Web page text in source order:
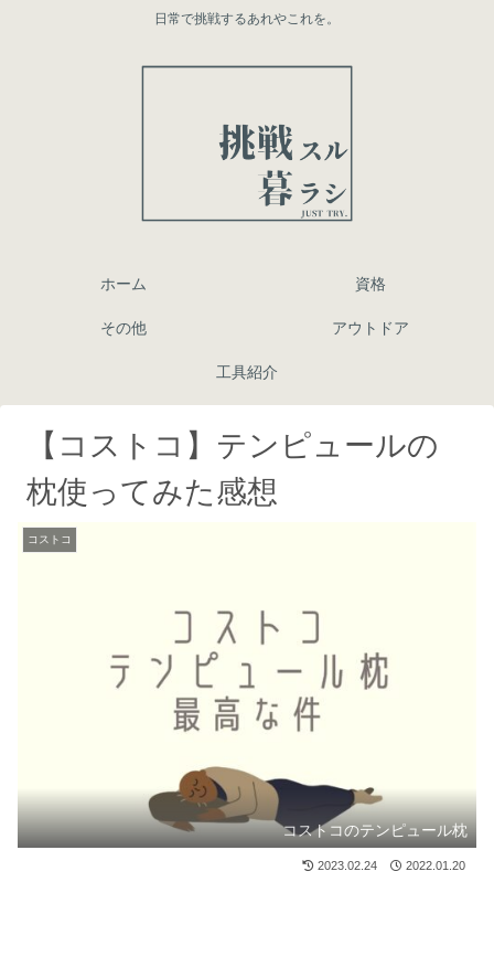
日常で挑戦するあれやこれを。
ホーム 資格
その他 アウトドア
工具紹介
【コストコ】テンピュールの
枕使ってみた感想
コストコ
コストコのテンピュール枕
2023.02.24 2022.01.20